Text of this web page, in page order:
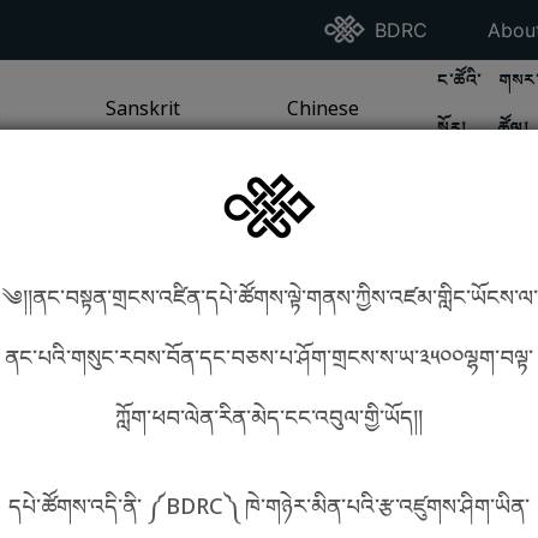
Go To BDRC
BDRC Go
/ SEA TRADITIONPAGE
GO TOSANSKRIT TRADITION
Sanskrit
GO TOCHINESE TRADITION
Chinese
GO TO
ང་ཚོའི་
སྐོར།
GO
ཚོལ།
༄།།ནང་བསྟན་གྲངས་འཛིན་དཔེ་ཚོགས་ལྟེ་གནས་ཀྱིས་འཛམ་གླིང་ཡོངས་ལ་
ནང་པའི་གསུང་རབས་བོན་དང་བཅས་པ་ཤོག་གྲངས་ས་ཡ་༣༥༠༠ལྷག་བལྟ་
ཀློག་ཕབ་ལེན་རིན་མེད་ངང་འབུལ་གྱི་ཡོད།།
དཔེ་ཚོགས་འདི་ནི་ ༼BDRC༽ ཁེ་གཉེར་མིན་པའི་རྩ་འཛུགས་ཤིག་ཡིན་
phonetics! How to find things?